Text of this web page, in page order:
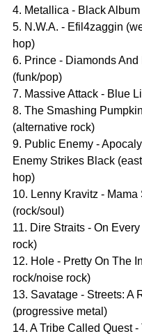
4. Metallica - Black
5. N.W.A. - Efil4zaggin
hop)
6. Prince - Diamonds And
(funk/pop)
7. Massive Attack - Blue
8. The Smashing
(alternative rock)
9. Public Enemy -
Enemy Strikes Black
hop)
10. Lenny Kravitz - Mama
(rock/soul)
11. Dire Straits - On
rock)
12. Hole - Pretty On The
rock/noise rock)
13. Savatage - Streets: A
(progressive metal)
14. A Tribe Called Quest